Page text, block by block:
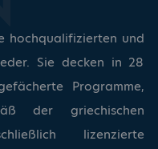
hochqualifizierten und
Sie decken in 28
Programme,
der griechischen
lizenzierte